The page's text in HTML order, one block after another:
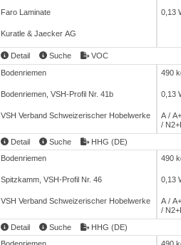
Faro Laminate 0,13
Kuratle & Jaecker AG
Detail Suche VOC
Bodenriemen 490
Bodenriemen, VSH-Profil Nr. 41b 0,13
VSH Verband Schweizerischer Hobelwerke
A /
/
Detail
Suche HHG (DE)
Bodenriemen 490
Spitzkamm, VSH-Profil Nr. 46 0,13
VSH Verband Schweizerischer Hobelwerke
A /
/
Detail
Suche HHG (DE)